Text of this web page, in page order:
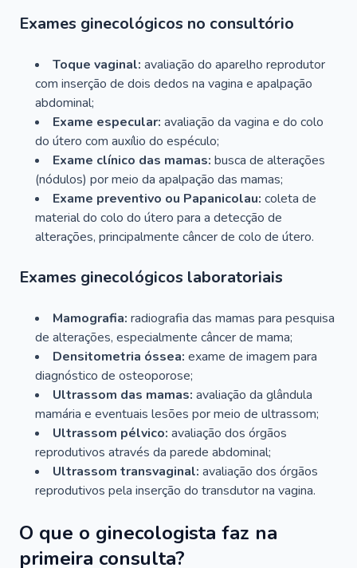
Exames ginecológicos no consultório
Toque vaginal: avaliação do aparelho reprodutor
com inserção de dois dedos na vagina e apalpação
abdominal;
Exame especular: avaliação da vagina e do colo
do útero com auxílio do espéculo;
Exame clínico das mamas: busca de alterações
(nódulos) por meio da apalpação das mamas;
Exame preventivo ou Papanicolau: coleta de
material do colo do útero para a detecção de
alterações, principalmente câncer de colo de útero.
Exames ginecológicos laboratoriais
Mamografia: radiografia das mamas para pesquisa
de alterações, especialmente câncer de mama;
Densitometria óssea: exame de imagem para
diagnóstico de osteoporose;
Ultrassom das mamas: avaliação da glândula
mamária e eventuais lesões por meio de ultrassom;
Ultrassom pélvico: avaliação dos órgãos
reprodutivos através da parede abdominal;
Ultrassom transvaginal: avaliação dos órgãos
reprodutivos pela inserção do transdutor na vagina.
O que o ginecologista faz na
primeira consulta?